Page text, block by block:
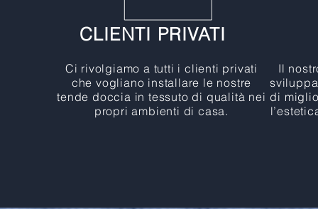
CLIENTI PRIVATI
Ci rivolgiamo a tutti i clienti privati
che vogliano installare le nostre
tende doccia in tessuto di qualità nei
propri ambienti di casa.
Il
di